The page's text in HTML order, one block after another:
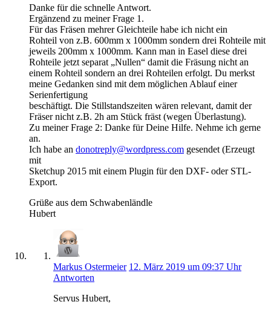
Danke für die schnelle Antwort.
Ergänzend zu meiner Frage 1.
Für das Fräsen mehrer Gleichteile habe ich nicht ein
Rohteil von z.B. 600mm x 1000mm sondern drei Rohteile mit
jeweils 200mm x 1000mm. Kann man in Easel diese drei
Rohteile jetzt separat „Nullen“ damit die Fräsung nicht an
einem Rohteil sondern an drei Rohteilen erfolgt. Du merkst
meine Gedanken sind mit dem möglichen Ablauf einer
Serienfertigung
beschäftigt. Die Stillstandszeiten wären relevant, damit der
Fräser nicht z.B. 2h am Stück fräst (wegen Überlastung).
Zu meiner Frage 2: Danke für Deine Hilfe. Nehme ich gerne
an.
Ich habe an donotreply@wordpress.com gesendet (Erzeugt
mit
Sketchup 2015 mit einem Plugin für den DXF- oder STL-
Export.
Grüße aus dem Schwabenländle
Hubert
Markus Ostermeier 12. März 2019 um 09:37 Uhr
Antworten
Servus Hubert,